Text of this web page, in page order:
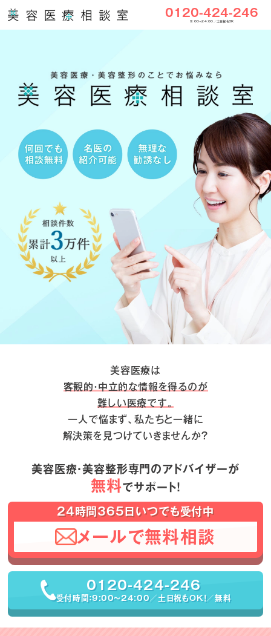
0120-424-246
9:00〜24:00／土日祝もOK
美容医療は
客観的・中立的な情報を得るのが
難しい医療です。
一人で悩まず、私たちと一緒に
解決策を見つけていきませんか？
美容医療・美容整形専門のアドバイザーが
無料でサポート！
24時間365日いつでも受付中
メールで無料相談
0120-424-246
受付時間：9:00〜24:00／土日祝もOK！／無料